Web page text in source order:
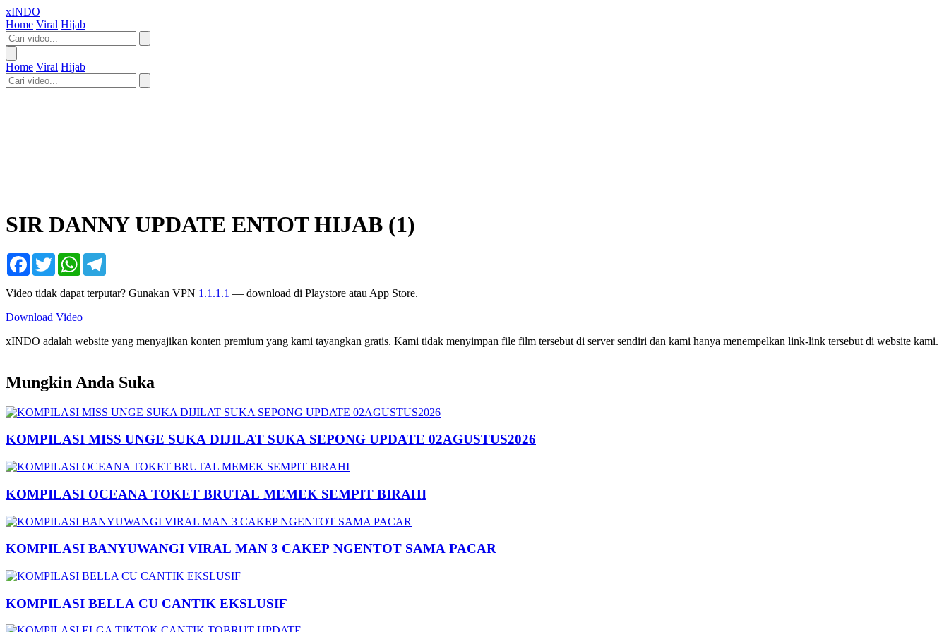
xINDO
Home Viral Hijab
Home Viral Hijab
SIR DANNY UPDATE ENTOT HIJAB (1)
Facebook
TwitterWhatsApp
Video tidak dapat terputar? Gunakan VPN 1.1.1.1 — download di Playstore atau App Store.
Download Video
xINDO adalah website yang menyajikan konten premium yang kami tayangkan gratis. Kami tidak menyimpan file film tersebut di server sendiri dan kami hanya menempelkan link-link tersebut di website kami.
Mungkin Anda Suka
KOMPILASI MISS UNGE SUKA DIJILAT SUKA SEPONG UPDATE 02AGUSTUS2026
KOMPILASI OCEANA TOKET BRUTAL MEMEK SEMPIT BIRAHI
KOMPILASI BANYUWANGI VIRAL MAN 3 CAKEP NGENTOT SAMA PACAR
KOMPILASI BELLA CU CANTIK EKSLUSIF